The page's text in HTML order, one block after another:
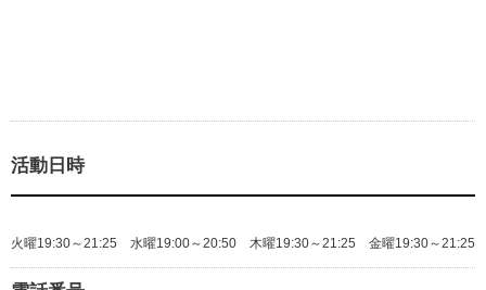
活動日時
火曜19:30～21:25 水曜19:00～20:50 木曜19:30～21:25 金曜19:30～21:25